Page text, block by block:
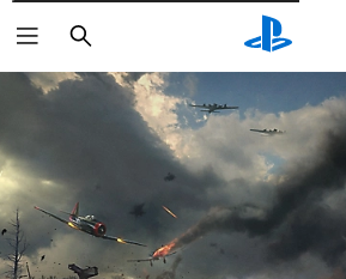
Pesquisar